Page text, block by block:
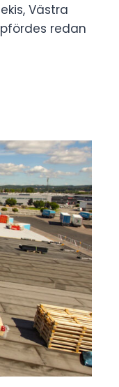
Västra
redan